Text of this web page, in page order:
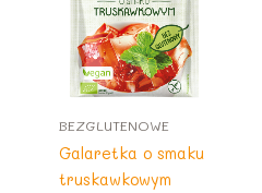
BEZGLUTENOWE
Galaretka o smaku
truskawkowym